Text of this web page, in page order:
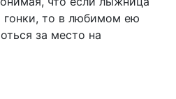
гонки, то в любимом ею
за место на